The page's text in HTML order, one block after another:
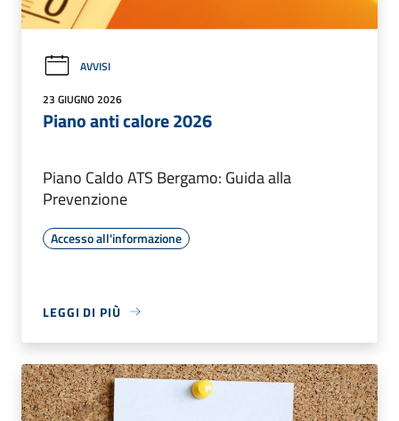
AVVISI
23 GIUGNO 2026
Piano anti calore 2026
Piano Caldo ATS Bergamo: Guida alla
Prevenzione
Accesso all'informazione
LEGGI DI PIÙ